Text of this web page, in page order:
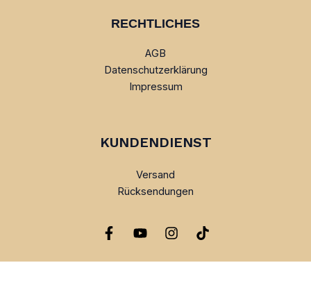
RECHTLICHES
AGB
Datenschutzerklärung
Impressum
KUNDENDIENST
Versand
Rücksendungen